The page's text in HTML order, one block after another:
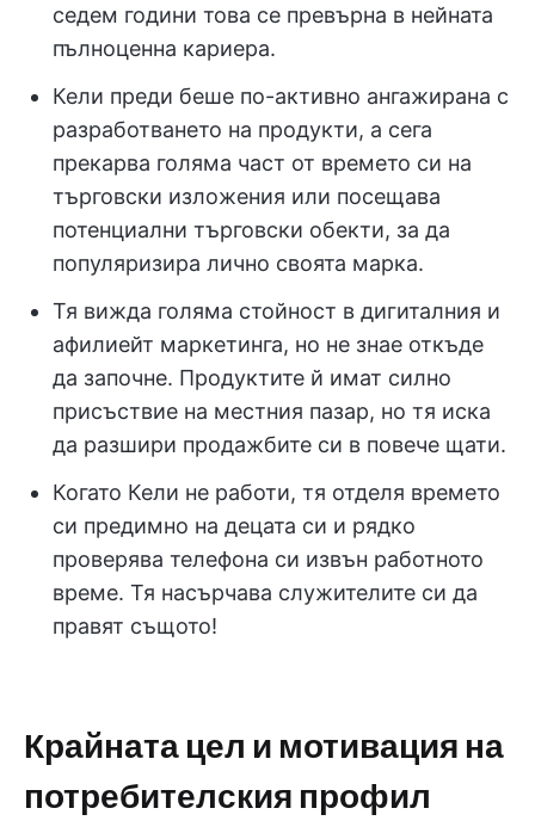
седем години това се превърна в нейната
пълноценна кариера.
Кели преди беше по-активно ангажирана с
разработването на продукти, а сега
прекарва голяма част от времето си на
търговски изложения или посещава
потенциални търговски обекти, за да
популяризира лично своята марка.
Тя вижда голяма стойност в дигиталния и
афилиейт маркетинга, но не знае откъде
да започне. Продуктите й имат силно
присъствие на местния пазар, но тя иска
да разшири продажбите си в повече щати.
Когато Кели не работи, тя отделя времето
си предимно на децата си и рядко
проверява телефона си извън работното
време. Тя насърчава служителите си да
правят същото!
Крайната цел и мотивация на
потребителския профил